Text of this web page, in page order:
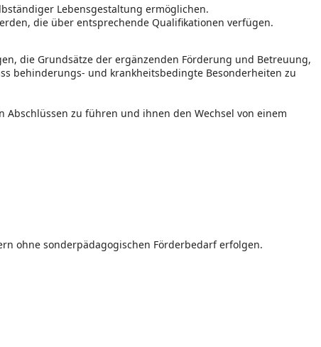
Lebensgestaltung ermöglichen.
die über entsprechende Qualifikationen verfügen.
die Grundsätze der ergänzenden Förderung und Betreuung,
behinderungs- und krankheitsbedingte Besonderheiten zu
zu führen und ihnen den Wechsel von einem
ohne sonderpädagogischen Förderbedarf erfolgen.